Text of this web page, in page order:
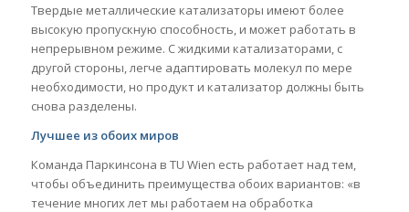
Твердые металлические катализаторы имеют более
высокую пропускную способность, и может работать в
непрерывном режиме. С жидкими катализаторами, с
другой стороны, легче адаптировать молекул по мере
необходимости, но продукт и катализатор должны быть
снова разделены.
Лучшее из обоих миров
Команда Паркинсона в TU Wien есть работает над тем,
чтобы объединить преимущества обоих вариантов: «в
течение многих лет мы работаем на обработка